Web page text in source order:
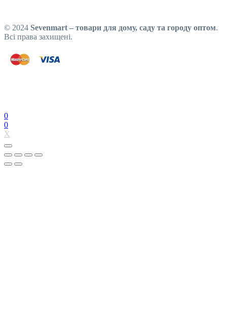
© 2024 Sevenmart – товари для дому, саду та городу оптом.
Всі права захищені.
0
0
X